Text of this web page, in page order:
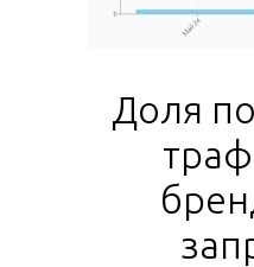
Доля